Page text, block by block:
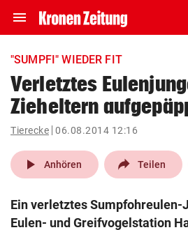
menu Navigation
ein-/ausklappen
account_circle Anmelden
pin_drop
Wien
"SUMPFI" WIEDER FIT
Verletztes
Zieheltern
Tierecke 06.08.2014 12:16
play_arrow Anhören Teilen
Ein verletztes Sumpfohreulen-
Eulen- und Greifvogelstation